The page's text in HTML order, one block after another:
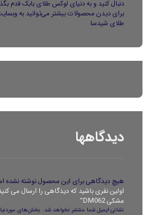
دنبال کنید و به دنیای لوکس طلای بابک قدم
برای دیدن محصولات بیشتر می‌توانید به
طلای شیدسا
دیدگاهها
هیچ دیدگاهی برای این محصول نوشته نشده
اولین نفری باشید که دیدگاهی را ارسال می
مشکی DM062”
نشانی ایمیل شما منتشر نخواهد شد. بخش‌های